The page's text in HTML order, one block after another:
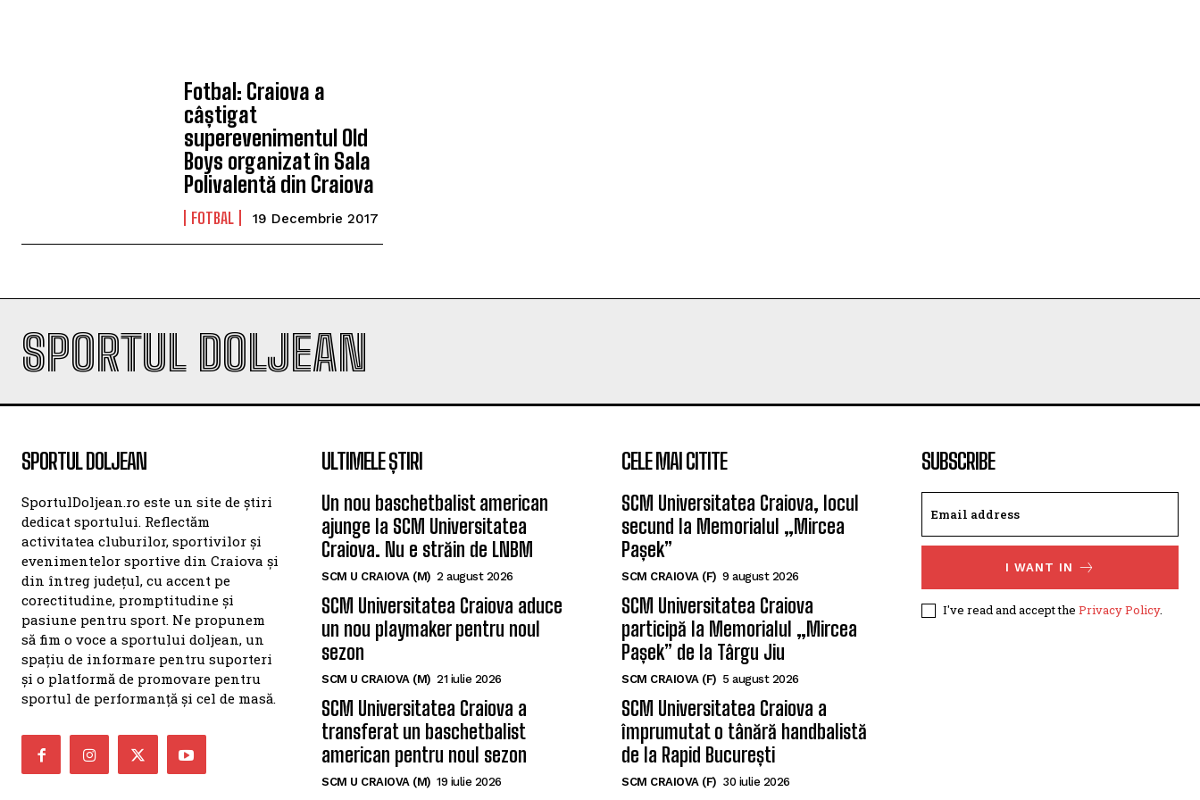
Fotbal: Craiova a
câștigat
superevenimentul Old
Boys organizat în Sala
Polivalentă din Craiova
FOTBAL 19 Decembrie 2017
SPORTUL DOLJEAN
SPORTUL DOLJEAN
SportulDoljean.ro este un site de știri
dedicat sportului. Reflectăm
activitatea cluburilor, sportivilor și
evenimentelor sportive din Craiova și
din întreg județul, cu accent pe
corectitudine, promptitudine și
pasiune pentru sport. Ne propunem
să fim o voce a sportului doljean, un
spațiu de informare pentru suporteri
și o platformă de promovare pentru
sportul de performanță și cel de masă.
ULTIMELE ȘTIRI
Un nou baschetbalist american
ajunge la SCM Universitatea
Craiova. Nu e străin de LNBM
SCM U CRAIOVA (M) 2 august 2026
SCM Universitatea Craiova aduce
un nou playmaker pentru noul
sezon
SCM U CRAIOVA (M) 21 iulie 2026
SCM Universitatea Craiova a
transferat un baschetbalist
american pentru noul sezon
SCM U CRAIOVA (M) 19 iulie 2026
CELE MAI CITITE
SCM Universitatea Craiova, locul
secund la Memorialul „Mircea
Pașek”
SCM CRAIOVA (F) 9 august 2026
SCM Universitatea Craiova
participă la Memorialul „Mircea
Pașek” de la Târgu Jiu
SCM CRAIOVA (F) 5 august 2026
SCM Universitatea Craiova a
împrumutat o tânără handbalistă
de la Rapid București
SCM CRAIOVA (F) 30 iulie 2026
SUBSCRIBE
I WANT IN
I've read and accept the Privacy Policy.